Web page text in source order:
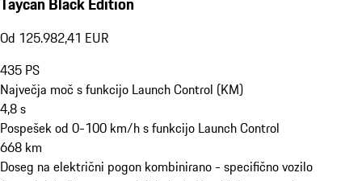
Od 125.982,41 EUR
435 PS
Največja moč s funkcijo Launch Control (KM)
4,8s
Pospešek od 0-100 km/h s funkcijo Launch Control
668 km
Doseg na električni pogon kombinirano - specifično vozilo